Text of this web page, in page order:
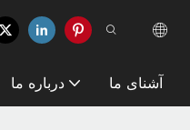
درباره ما آشنای ما